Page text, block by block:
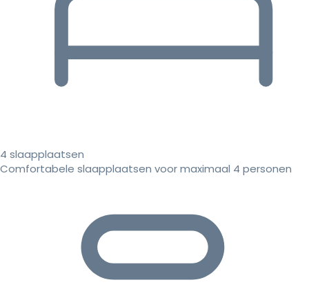
4 slaapplaatsen
Comfortabele slaapplaatsen voor maximaal 4 personen